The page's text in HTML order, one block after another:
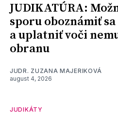
JUDIKATÚRA:
sporu oboznámiť
a uplatniť voči
obranu
JUDR. ZUZANA MAJERIKOVÁ
august 4, 2026
JUDIKÁTY